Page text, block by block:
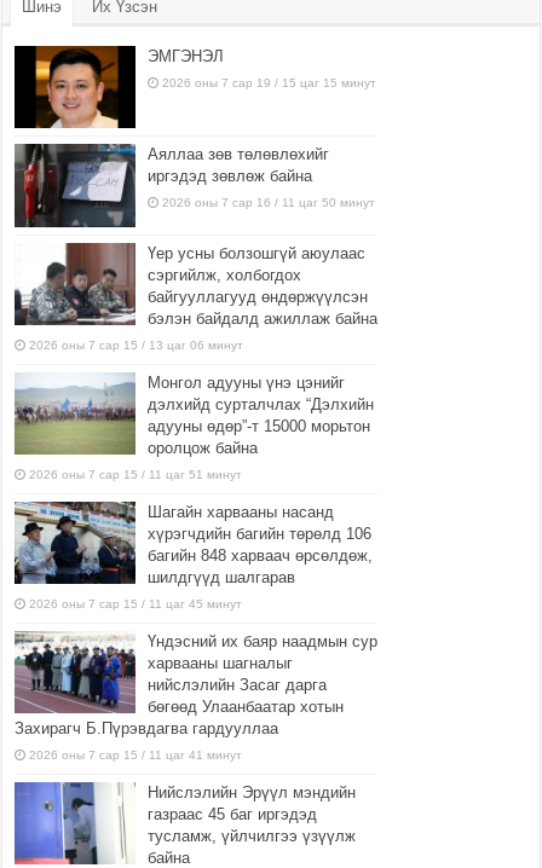
Шинэ Их Үзсэн
ЭМГЭНЭЛ
2026 оны 7 сар 19 / 15 цаг 15 минут
Аяллаа зөв төлөвлөхийг
иргэдэд зөвлөж байна
2026 оны 7 сар 16 / 11 цаг 50 минут
Үер усны болзошгүй аюулаас
сэргийлж, холбогдох
байгууллагууд өндөржүүлсэн
бэлэн байдалд ажиллаж байна
2026 оны 7 сар 15 / 13 цаг 06 минут
Монгол адууны үнэ цэнийг
дэлхийд сурталчлах “Дэлхийн
адууны өдөр”-т 15000 морьтон
оролцож байна
2026 оны 7 сар 15 / 11 цаг 51 минут
Шагайн харвааны насанд
хүрэгчдийн багийн төрөлд 106
багийн 848 харваач өрсөлдөж,
шилдгүүд шалгарав
2026 оны 7 сар 15 / 11 цаг 45 минут
Үндэсний их баяр наадмын сур
харвааны шагналыг
нийслэлийн Засаг дарга
бөгөөд Улаанбаатар хотын
Захирагч Б.Пүрэвдагва гардууллаа
2026 оны 7 сар 15 / 11 цаг 41 минут
Нийслэлийн Эрүүл мэндийн
газраас 45 баг иргэдэд
тусламж, үйлчилгээ үзүүлж
байна